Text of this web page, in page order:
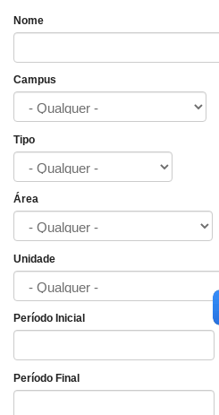
Nome
Campus
Tipo
Área
Unidade
Período Inicial
Período Final